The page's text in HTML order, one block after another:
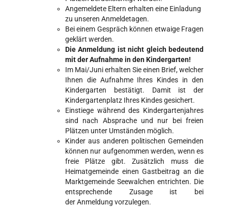
Angemeldete Eltern erhalten eine Einladung
zu unseren Anmeldetagen.
Bei einem Gespräch können etwaige Fragen
geklärt werden.
Die Anmeldung ist nicht gleich bedeutend
mit der Aufnahme in den Kindergarten!
Im Mai/Juni erhalten Sie einen Brief, welcher
Ihnen die Aufnahme Ihres Kindes in den
Kindergarten bestätigt. Damit ist der
Kindergartenplatz Ihres Kindes gesichert.
Einstiege während des Kindergartenjahres
sind nach Absprache und nur bei freien
Plätzen unter Umständen möglich.
Kinder aus anderen politischen Gemeinden
können nur aufgenommen werden, wenn es
freie Plätze gibt. Zusätzlich muss die
Heimatgemeinde einen Gastbeitrag an die
Marktgemeinde Seewalchen entrichten. Die
entsprechende Zusage ist bei
der Anmeldung vorzulegen.